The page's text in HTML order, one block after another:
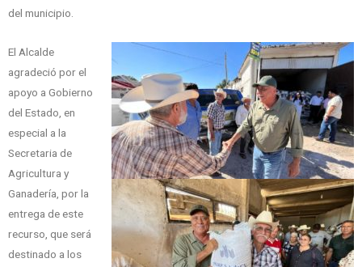
del municipio.
El Alcalde
agradeció por el
apoyo a Gobierno
del Estado, en
especial a la
Secretaria de
Agricultura y
Ganadería, por la
entrega de este
recurso, que será
destinado a los